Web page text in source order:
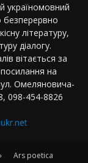
україномовний
безперервно
літературу,
діалогу.
вітається за
на
Омеляновича-
098-454-8826
Ars poetica